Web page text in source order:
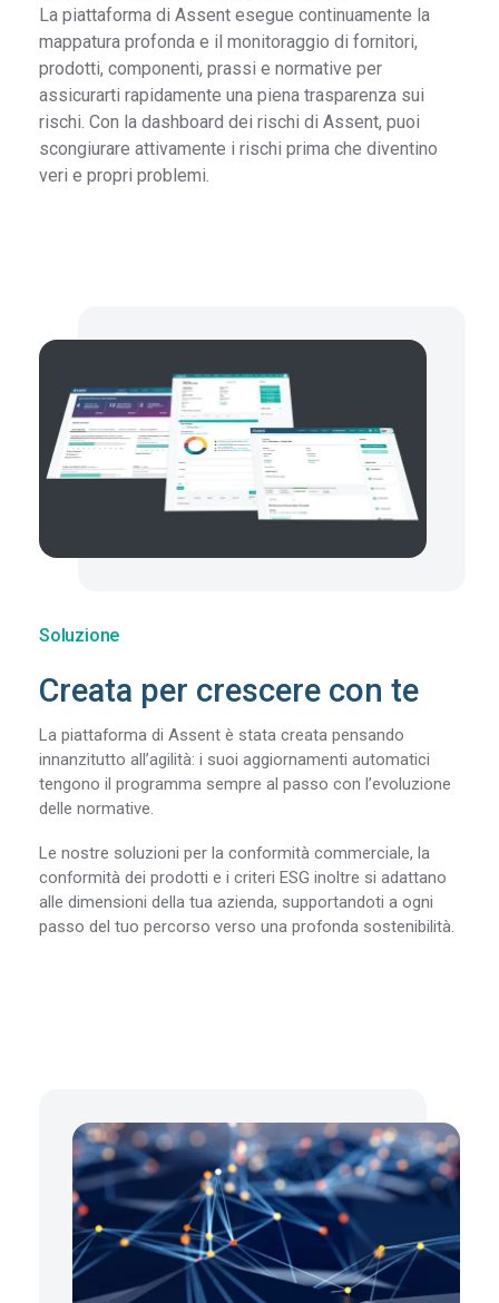
La piattaforma di Assent esegue continuamente la
mappatura profonda e il monitoraggio di fornitori,
prodotti, componenti, prassi e normative per
assicurarti rapidamente una piena trasparenza sui
rischi. Con la dashboard dei rischi di Assent, puoi
scongiurare attivamente i rischi prima che diventino
veri e propri problemi.
Soluzione
Creata per crescere con te
La piattaforma di Assent è stata creata pensando
innanzitutto all’agilità: i suoi aggiornamenti automatici
tengono il programma sempre al passo con l’evoluzione
delle normative.
Le nostre soluzioni per la conformità commerciale, la
conformità dei prodotti e i criteri ESG inoltre si adattano
alle dimensioni della tua azienda, supportandoti a ogni
passo del tuo percorso verso una profonda sostenibilità.